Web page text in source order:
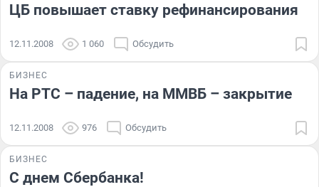
ЦБ повышает ставку рефинансирования
12.11.2008 1 060 Обсудить
БИЗНЕС
На РТС – падение, на ММВБ – закрытие
12.11.2008 976 Обсудить
БИЗНЕС
С днем Сбербанка!